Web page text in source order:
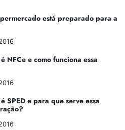
está preparado para a
NFCe e como funciona essa
SPED e para que serve essa